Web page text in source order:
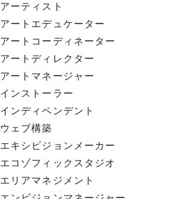
アーティスト
アートエデュケーター
アートコーディネーター
アートディレクター
アートマネージャー
インストーラー
インディペンデント
ウェブ構築
エキシビジョンメーカー
エコゾフィックスタジオ
エリアマネジメント